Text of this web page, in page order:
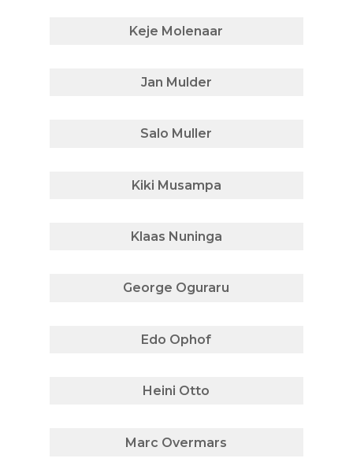
Keje Molenaar
Jan Mulder
Salo Muller
Kiki Musampa
Klaas Nuninga
George Oguraru
Edo Ophof
Heini Otto
Marc Overmars